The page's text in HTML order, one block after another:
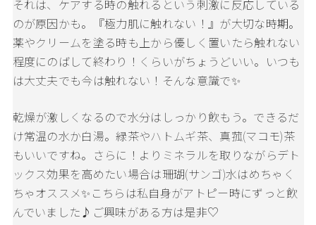
それは、ケアする時の触れるという刺激に反応している
のが原因かも。『極力肌に触れない！』が大切な時期。
薬やクリームを塗る時も上から優しく置いたら触れない
程度にのばして終わり！くらいがちょうどいい。いつも
は大丈夫でも今は触れない！そんな意識で✨
乾燥が激しくなるので水分はしっかり飲もう。できるだ
け常温の水か白湯。緑茶やハトムギ茶、真菰(マコモ)茶
もいいですね。さらに！よりミネラルを取りながらデト
ックス効果を高めたい場合は珊瑚(サンゴ)水はめちゃく
ちゃオススメ✨こちらは私自身がアトピー時にずっと飲
んでいました♪ご興味がある方は是非♡